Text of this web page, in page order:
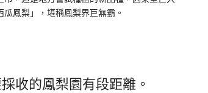
瓜鳳梨」
， 堪稱鳳梨界巨無霸。
收的鳳梨園有段距離。